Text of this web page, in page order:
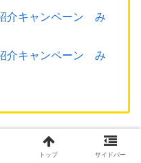
介キャンペーン み
介キャンペーン み
インカム）に新規登
トップ サイドバー